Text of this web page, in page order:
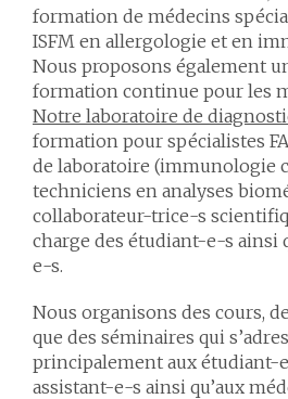
formation de médecins
ISFM en allergologie et en
Nous proposons également
formation continue pour les
Notre laboratoire de
formation pour spécialistes
de laboratoire (immunologie
techniciens en analyses
collaborateur-trice-s
charge des étudiant-e-s ainsi
e-s.
Nous organisons des cours,
que des séminaires qui
principalement aux étudiant-
assistant-e-s ainsi qu’aux